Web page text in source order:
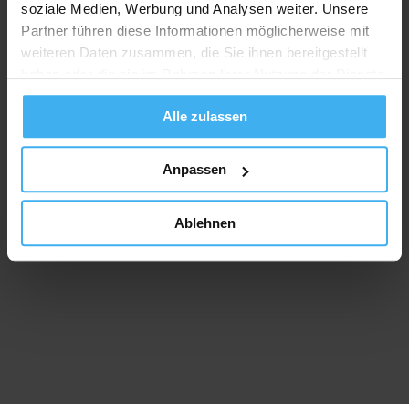
soziale Medien, Werbung und Analysen weiter. Unsere
Partner führen diese Informationen möglicherweise mit
weiteren Daten zusammen, die Sie ihnen bereitgestellt
gesammelt haben.
Alle zulassen
Anpassen
Ablehnen
ENTRÜMPELUNG